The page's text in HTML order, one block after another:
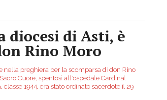
diocesi di Asti, è
Rino Moro
nella preghiera per la scomparsa di don Rino
Cuore, spentosi all'ospedale Cardinal
classe 1944, era stato ordinato sacerdote il 29